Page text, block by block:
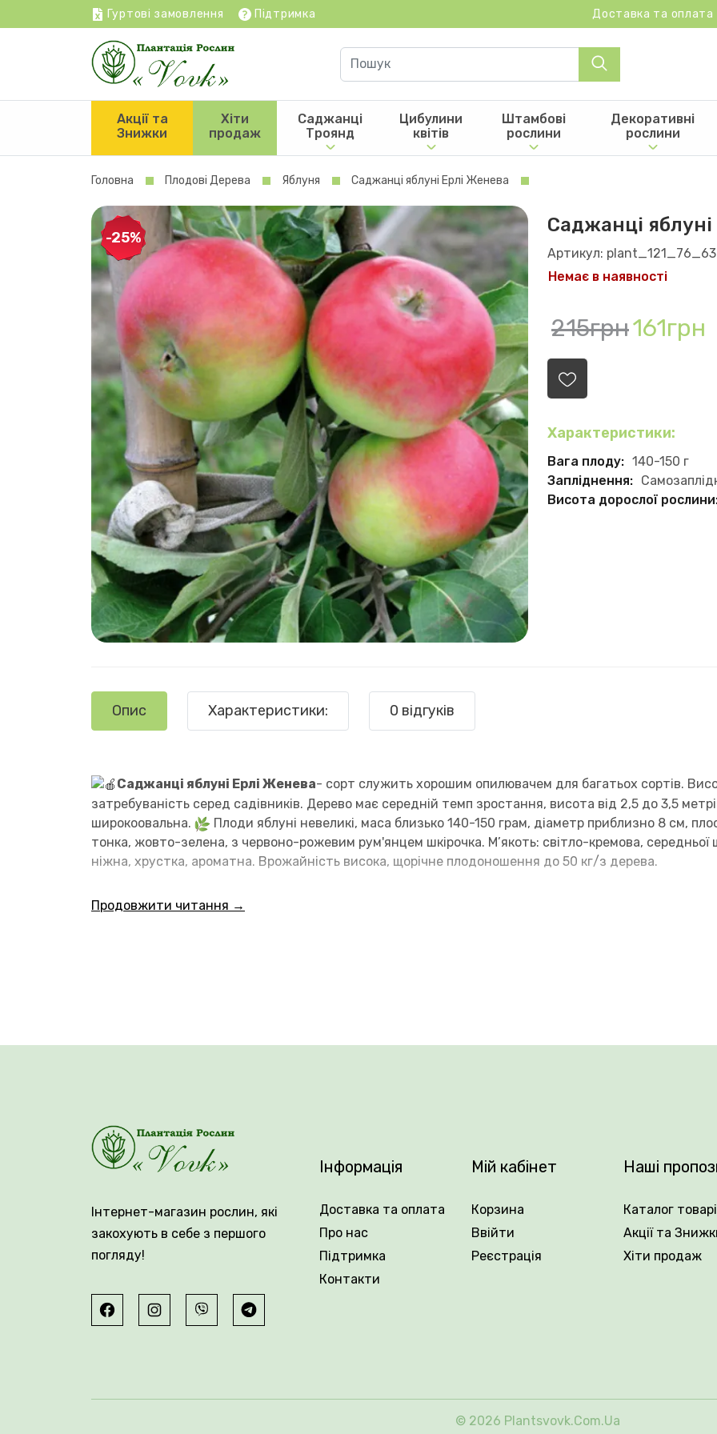
Гуртові замовлення Підтримка Доставка та оплата
Акції та
Знижки
Хіти
продаж
Саджанці
Троянд
Цибулини
квітів
Штамбові
рослини
Декоративні
рослини
Головна Плодові Дерева Яблуня Саджанці яблуні Ерлі Женева
-25%
Саджанці
Артикул: plant_121_76_63
Немає в наявності
215грн161грн
Характеристики:
Вага плоду: 140-150 г
Запліднення:
Висота дорослої
Опис Характеристики: 0 відгуків
Саджанці яблуні Ерлі Женева- сорт служить хорошим опилювачем для багатьох сортів.
затребуваність серед садівників. Дерево має середній темп зростання, висота від 2,5 до 3,5
широкоовальна.
Плоди яблуні невеликі, маса близько 140-150 грам, діаметр приблизно 8 см,
тонка, жовто-зелена, з червоно-рожевим рум'янцем шкірочка. М’якоть: світло-кремова, середньої
ніжна, хрустка, ароматна. Врожайність висока, щорічне плодоношення до 50 кг/з дерева.
Вік саджанця: 2 роки.
Упакування: закрита коренева система.
Продовжити читання →
Інтернет-магазин рослин, які
закохують в себе з першого
погляду!
Інформація
Доставка та оплата
Про нас
Підтримка
Контакти
Мій кабінет
Корзина
Ввійти
Реєстрація
Наші
Каталог
Акції та
Хіти продаж
© 2026 Plantsvovk.com.ua